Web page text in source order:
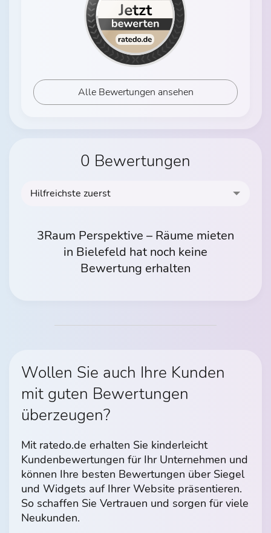
Alle Bewertungen ansehen
0 Bewertungen
Hilfreichste zuerst
3Raum Perspektive – Räume mieten
in Bielefeld hat noch keine
Bewertung erhalten
Wollen Sie auch Ihre Kunden
mit guten Bewertungen
überzeugen?
Mit ratedo.de erhalten Sie kinderleicht
Kundenbewertungen für Ihr Unternehmen und
können Ihre besten Bewertungen über Siegel
und Widgets auf Ihrer Website präsentieren.
So schaffen Sie Vertrauen und sorgen für viele
Neukunden.